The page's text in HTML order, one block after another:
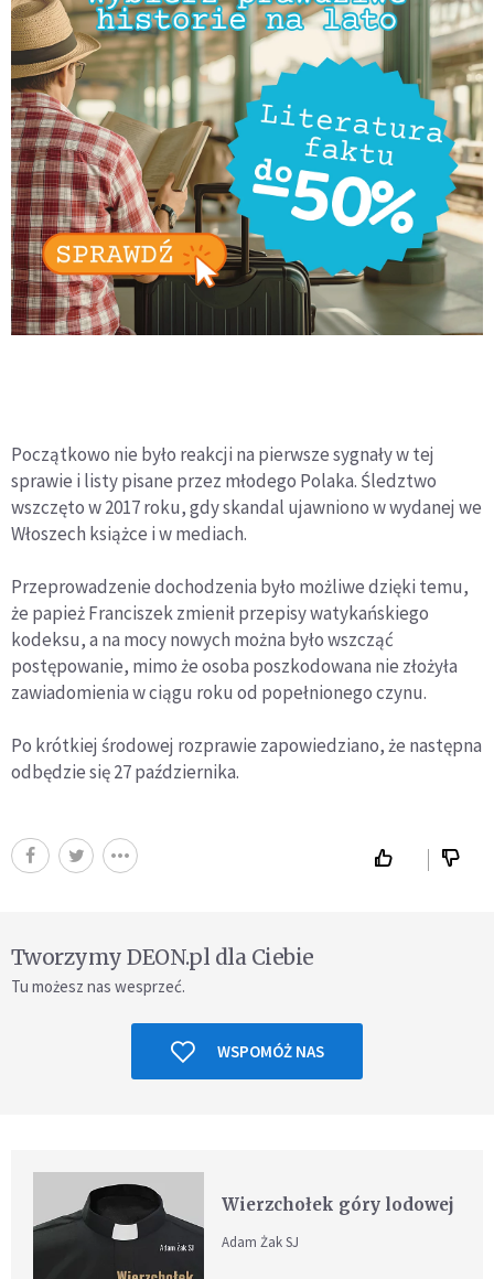
Początkowo nie było reakcji na pierwsze sygnały w tej
sprawie i listy pisane przez młodego Polaka. Śledztwo
wszczęto w 2017 roku, gdy skandal ujawniono w wydanej we
Włoszech książce i w mediach.
Przeprowadzenie dochodzenia było możliwe dzięki temu,
że papież Franciszek zmienił przepisy watykańskiego
kodeksu, a na mocy nowych można było wszcząć
postępowanie, mimo że osoba poszkodowana nie złożyła
zawiadomienia w ciągu roku od popełnionego czynu.
Po krótkiej środowej rozprawie zapowiedziano, że następna
odbędzie się 27 października.
Tworzymy DEON.pl dla Ciebie
Tu możesz nas wesprzeć.
WSPOMÓŻ NAS
Wierzchołek góry lodowej
Adam Żak SJ